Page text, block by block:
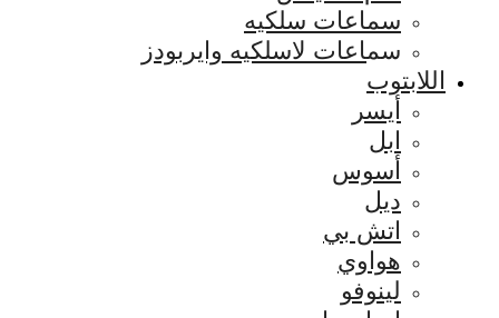
سماعات سلكيه
سماعات لاسلكيه وايربودز
اللابتوب
أيسر
ابل
أسوس
ديل
اتش بي
هواوي
لينوفو